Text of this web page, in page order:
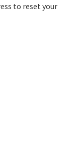
to reset your